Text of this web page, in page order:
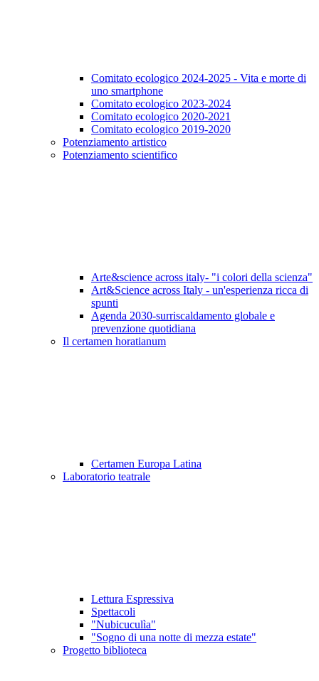
Comitato ecologico 2024-2025 - Vita e morte di
uno smartphone
Comitato ecologico 2023-2024
Comitato ecologico 2020-2021
Comitato ecologico 2019-2020
Potenziamento artistico
Potenziamento scientifico
Arte&science across italy- "i colori della scienza"
Art&Science across Italy - un'esperienza ricca di
spunti
Agenda 2030-surriscaldamento globale e
prevenzione quotidiana
Il certamen horatianum
Certamen Europa Latina
Laboratorio teatrale
Lettura Espressiva
Spettacoli
"Nubicuculìa"
"Sogno di una notte di mezza estate"
Progetto biblioteca